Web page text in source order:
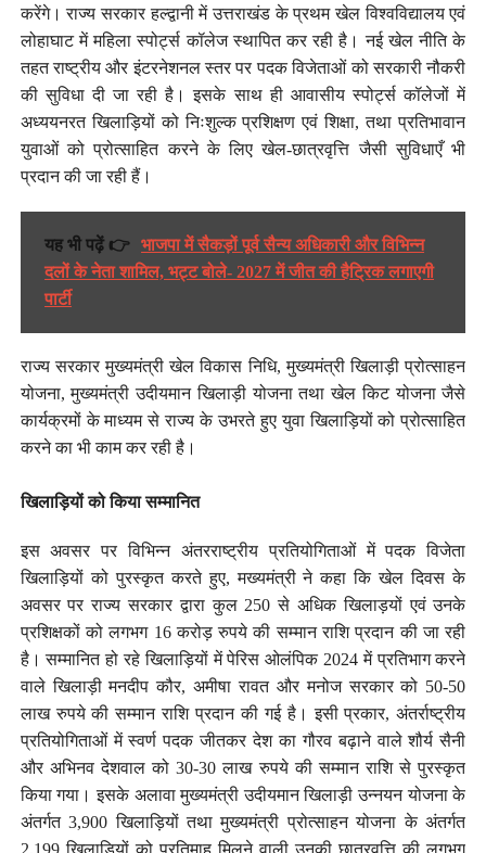
करेंगे। राज्य सरकार हल्द्वानी में उत्तराखंड के प्रथम खेल विश्वविद्यालय एवं
लोहाघाट में महिला स्पोर्ट्स कॉलेज स्थापित कर रही है। नई खेल नीति के
तहत राष्ट्रीय और इंटरनेशनल स्तर पर पदक विजेताओं को सरकारी नौकरी
की सुविधा दी जा रही है। इसके साथ ही आवासीय स्पोर्ट्स कॉलेजों में
अध्ययनरत खिलाड़ियों को निःशुल्क प्रशिक्षण एवं शिक्षा, तथा प्रतिभावान
युवाओं को प्रोत्साहित करने के लिए खेल-छात्रवृत्ति जैसी सुविधाएँ भी
प्रदान की जा रही हैं।
यह भी पढ़ें 👉 भाजपा में सैकड़ों पूर्व सैन्य अधिकारी और विभिन्न
दलों के नेता शामिल, भट्ट बोले- 2027 में जीत की हैट्रिक लगाएगी
पार्टी
राज्य सरकार मुख्यमंत्री खेल विकास निधि, मुख्यमंत्री खिलाड़ी प्रोत्साहन
योजना, मुख्यमंत्री उदीयमान खिलाड़ी योजना तथा खेल किट योजना जैसे
कार्यक्रमों के माध्यम से राज्य के उभरते हुए युवा खिलाड़ियों को प्रोत्साहित
करने का भी काम कर रही है।
खिलाड़ियों को किया सम्मानित
इस अवसर पर विभिन्न अंतरराष्ट्रीय प्रतियोगिताओं में पदक विजेता
खिलाड़ियों को पुरस्कृत करते हुए, मख्यमंत्री ने कहा कि खेल दिवस के
अवसर पर राज्य सरकार द्वारा कुल 250 से अधिक खिलाड़यों एवं उनके
प्रशिक्षकों को लगभग 16 करोड़ रुपये की सम्मान राशि प्रदान की जा रही
है। सम्मानित हो रहे खिलाड़ियों में पेरिस ओलंपिक 2024 में प्रतिभाग करने
वाले खिलाड़ी मनदीप कौर, अमीषा रावत और मनोज सरकार को 50-50
लाख रुपये की सम्मान राशि प्रदान की गई है। इसी प्रकार, अंतर्राष्ट्रीय
प्रतियोगिताओं में स्वर्ण पदक जीतकर देश का गौरव बढ़ाने वाले शौर्य सैनी
और अभिनव देशवाल को 30-30 लाख रुपये की सम्मान राशि से पुरस्कृत
किया गया। इसके अलावा मुख्यमंत्री उदीयमान खिलाड़ी उन्नयन योजना के
अंतर्गत 3,900 खिलाड़ियों तथा मुख्यमंत्री प्रोत्साहन योजना के अंतर्गत